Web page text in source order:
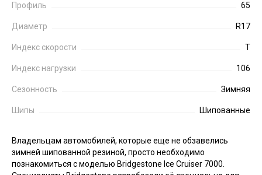
Профиль 65
Диаметр R17
Индекс скорости Т
Индекс нагрузки 106
Сезонность Зимняя
Шипы Шипованные
Владельцам автомобилей, которые еще не обзавелись
зимней шипованной резиной, просто необходимо
познакомиться с моделью Bridgestone Ice Cruiser 7000.